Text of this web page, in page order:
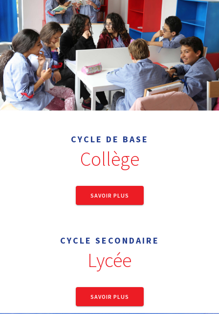
CYCLE DE BASE
Collège
SAVOIR PLUS
CYCLE SECONDAIRE
Lycée
SAVOIR PLUS